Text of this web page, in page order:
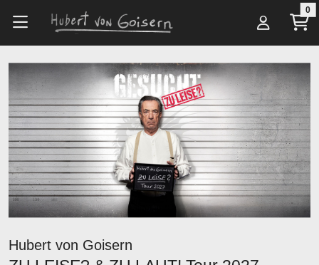
Zum Hauptinhalt springen 0
Alle Artikel
Hubert von Goisern